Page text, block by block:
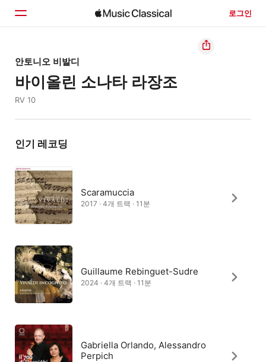
로그인
홈
둘러보기
안토니오 비발디
바이올린 소나타 라장조
RV 10
인기 레코딩
Scaramuccia
2017 · 4개 트랙 · 11분
Guillaume Rebinguet-Sudre
2024 · 4개 트랙 · 11분
Gabriella Orlando, Alessandro
Perpich